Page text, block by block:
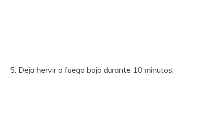
5. Deja hervir a fuego bajo durante 10 minutos.